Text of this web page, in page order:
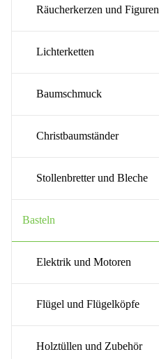
Räucherkerzen und Figuren
Lichterketten
Baumschmuck
Christbaumständer
Stollenbretter und Bleche
Basteln
Elektrik und Motoren
Flügel und Flügelköpfe
Holztüllen und Zubehör